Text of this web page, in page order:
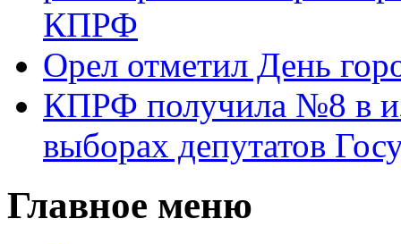
КПРФ
Орел отметил День
КПРФ получила №8 в
выборах депутатов
Главное меню